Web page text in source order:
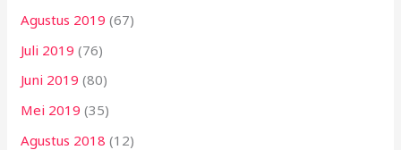
Agustus 2019 (67)
Juli 2019 (76)
Juni 2019 (80)
Mei 2019 (35)
Agustus 2018 (12)